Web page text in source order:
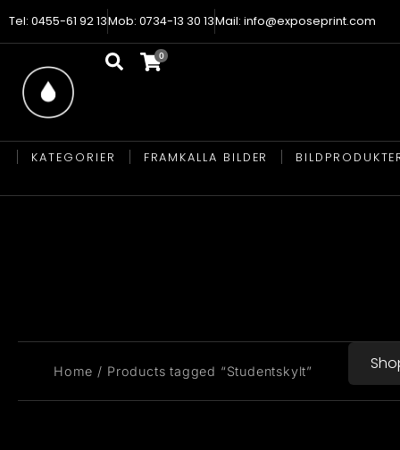
Tel: 0455-61 92 13Mob: 0734-13 30 13Mail: info@exposeprint.com
KATEGORIER FRAMKALLA BILDER
You are here:
Home Products tagged “Studentskylt”